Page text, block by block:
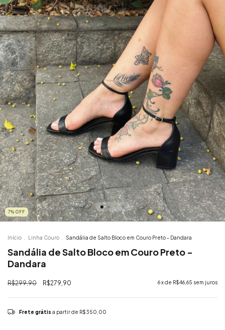
7% OFF
Início Linha Couro Sandália de Salto Bloco em Couro Preto - Dandara
Sandália de Salto Bloco em Couro Preto -
Dandara
R$299,90 R$279,90 6x de R$46,65 sem juros
Frete grátis a partir de R$350,00